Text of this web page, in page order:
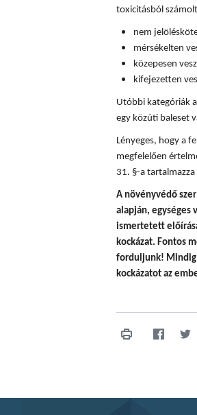
toxicitásból
nem
mérsékelten
közepesen
kifejezetten
Utóbbi kategóriák
egy közúti baleset
Lényeges, hogy a
megfelelően
31. §-a
A növényvédő
alapján, egységes
ismertetett
kockázat. Fontos
forduljunk! Mindig
kockázatot az